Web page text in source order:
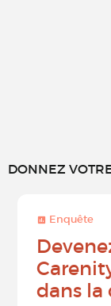
DONNEZ
Enquête
dans la